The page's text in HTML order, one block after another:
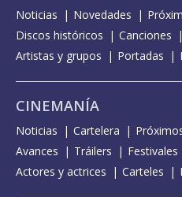
Noticias Novedades
Discos históricos
Canciones
Artistas y grupos
Portadas
CINEMANÍA
Noticias Cartelera
Avances
Tráilers
Actores y actrices
Carteles